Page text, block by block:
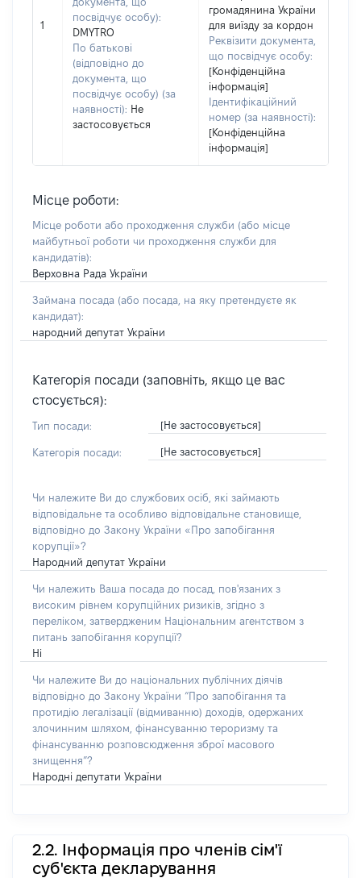
1
посвідчує особу):
DMYTRO
По батькові
(відповідно до
документа, що
посвідчує особу) (за
наявності): Не
застосовується
громадянина України
для виїзду за кордон
Реквізити документа,
що посвідчує особу:
[Конфіденційна
інформація]
Ідентифікаційний
номер (за наявності):
[Конфіденційна
інформація]
Місце роботи:
Місце роботи або проходження служби (або місце
майбутньої роботи чи проходження служби для
кандидатів):
Верховна Рада України
Займана посада (або посада, на яку претендуєте як
кандидат):
народний депутат України
Категорія посади (заповніть, якщо це вас
стосується):
Тип посади: [Не застосовується]
Категорія посади: [Не застосовується]
Чи належите Ви до службових осіб, які займають
відповідальне та особливо відповідальне становище,
відповідно до Закону України «Про запобігання
корупції»?
Народний депутат України
Чи належить Ваша посада до посад, пов'язаних з
високим рівнем корупційних ризиків, згідно з
переліком, затвердженим Національним агентством з
питань запобігання корупції?
Ні
Чи належите Ви до національних публічних діячів
відповідно до Закону України “Про запобігання та
протидію легалізації (відмиванню) доходів, одержаних
злочинним шляхом, фінансуванню тероризму та
фінансуванню розповсюдження зброї масового
знищення”?
Народні депутати України
2.2. Інформація про членів сім'ї
суб'єкта декларування